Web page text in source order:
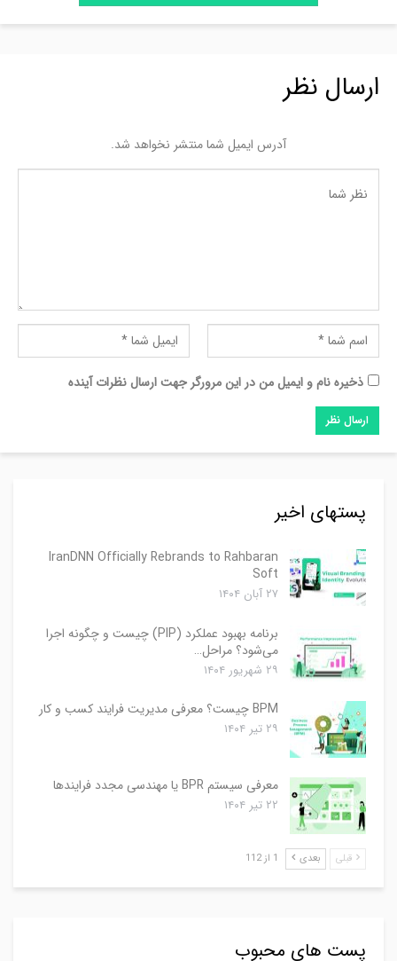
ارسال نظر
آدرس ایمیل شما منتشر نخواهد شد.
ذخیره نام و ایمیل من در این مرورگر جهت ارسال نظرات آینده
پستهای اخیر
IranDNN Officially Rebrands to Rahbaran
Soft
۲۷ آبان ۱۴۰۴
برنامه بهبود عملکرد (PIP) چیست و چگونه اجرا
می‌شود؟ مراحل…
۲۹ شهریور ۱۴۰۴
BPM چیست؟ معرفی مدیریت فرایند کسب و کار
۲۹ تیر ۱۴۰۴
معرفی سیستم BPR یا مهندسی مجدد فرایندها
۲۲ تیر ۱۴۰۴
قبلی بعدی 1 از 112
پست های محبوب